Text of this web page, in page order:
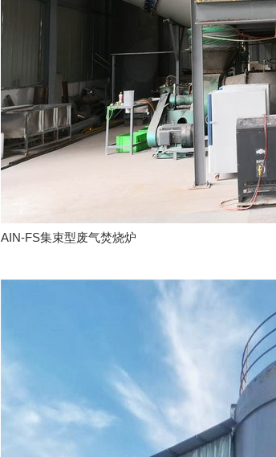
AIN-FS集束型废气焚烧炉